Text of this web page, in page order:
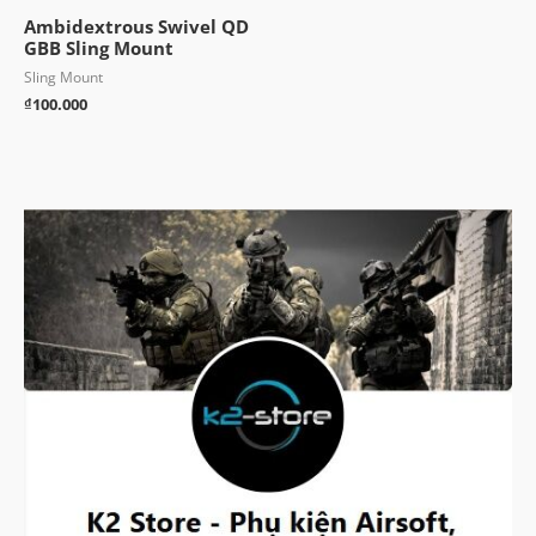
Ambidextrous Swivel QD
GBB Sling Mount
Sling Mount
₫100.000